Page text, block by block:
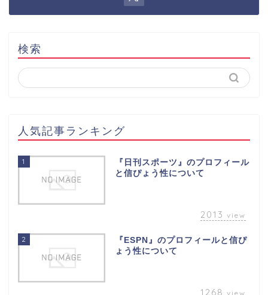
検索
人気記事ランキング
1
『日刊スポーツ』のプロフィール
と信ぴょう性について
2013 view
2
『ESPN』のプロフィールと信ぴ
ょう性について
1268 view